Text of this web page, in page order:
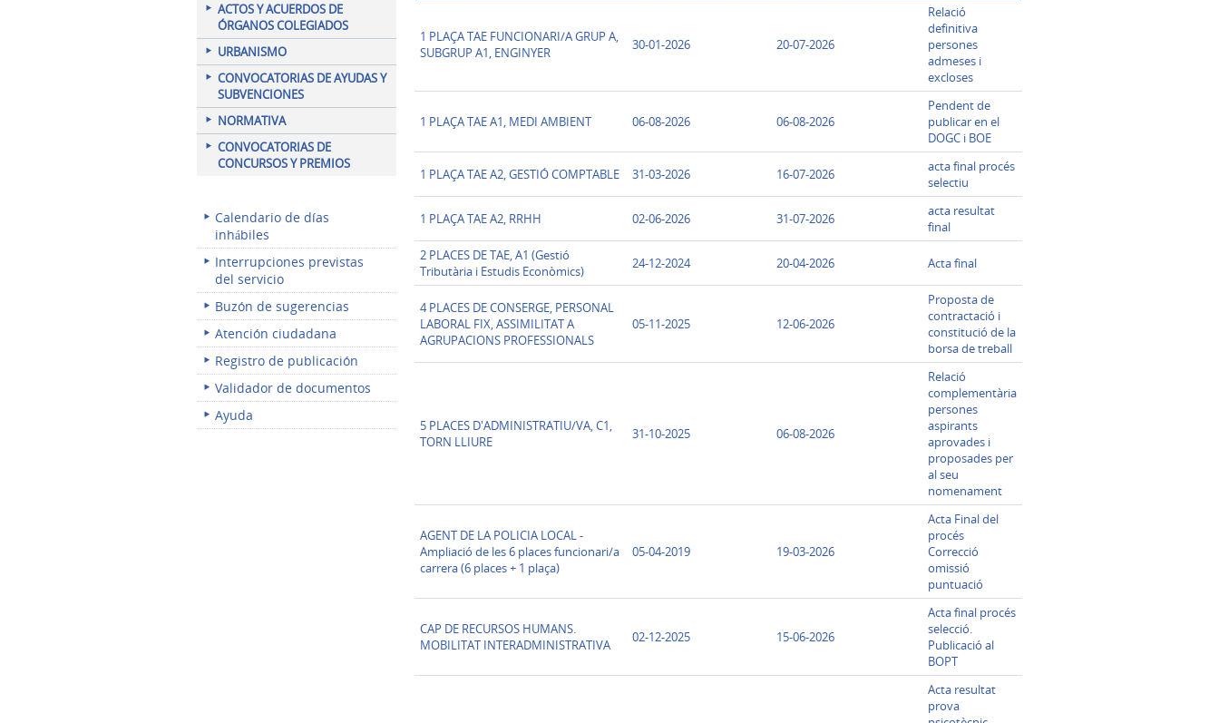
ACTOS Y ACUERDOS DE
ÓRGANOS COLEGIADOS
URBANISMO
CONVOCATORIAS DE AYUDAS Y
SUBVENCIONES
NORMATIVA
CONVOCATORIAS DE
CONCURSOS Y PREMIOS
Calendario de días
inhábiles
Interrupciones previstas
del servicio
Buzón de sugerencias
Atención ciudadana
Registro de publicación
Validador de documentos
Ayuda
1 PLAÇA TAE FUNCIONARI/A GRUP A,
SUBGRUP A1, ENGINYER
30-01-2026 20-07-2026
Relació
definitiva
persones
admeses i
excloses
1 PLAÇA TAE A1, MEDI AMBIENT 06-08-2026 06-08-2026
Pendent de
publicar en el
DOGC i BOE
1 PLAÇA TAE A2, GESTIÓ COMPTABLE 31-03-2026 16-07-2026
acta final procés
selectiu
1 PLAÇA TAE A2, RRHH 02-06-2026 31-07-2026
acta resultat
final
2 PLACES DE TAE, A1 (Gestió
Tributària i Estudis Econòmics)
24-12-2024 20-04-2026 Acta final
4 PLACES DE CONSERGE, PERSONAL
LABORAL FIX, ASSIMILITAT A
AGRUPACIONS PROFESSIONALS
05-11-2025 12-06-2026
Proposta de
contractació i
constitució de la
borsa de treball
5 PLACES D'ADMINISTRATIU/VA, C1,
TORN LLIURE
31-10-2025 06-08-2026
Relació
complementària
persones
aspirants
aprovades i
proposades per
al seu
nomenament
AGENT DE LA POLICIA LOCAL -
Ampliació de les 6 places funcionari/a
carrera (6 places + 1 plaça)
05-04-2019 19-03-2026
Acta Final del
procés
Correcció
omissió
puntuació
CAP DE RECURSOS HUMANS.
MOBILITAT INTERADMINISTRATIVA
02-12-2025 15-06-2026
Acta final procés
selecció.
Publicació al
BOPT
Acta resultat
prova